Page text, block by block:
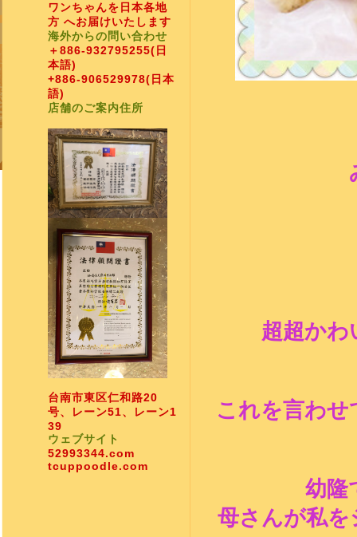
ワンちゃんを日本各地
方 へお届けいたします
海外からの問い合わせ
＋886-932795255(日
本語)
+886-906529978(日本
語)
店舗のご案内住所
台南市東区仁和路20
号、レーン51、レーン1
39
ウェブサイト
52993344.com
tcuppoodle.com
超超かわ
これを言わ
幼隆
母さんが私